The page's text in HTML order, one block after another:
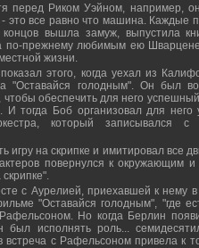
перед Риком Уэйном, например,
это все равно что машина. Каждые
вышла замуж, выпустила
по-прежнему любимым ею
жизни.
этого, когда уехал из
"Оставайся голодным". Он был
обеспечить для него
тогда Боб организовал для него
который записывался с
игру на скрипке и имитировал все
повернулся к окружающим и
с Аурелией, приехавшей к нему в
"Оставайся голодным", "где
Но когда Берлин
исполнять роль...
с Рафельсоном привела к